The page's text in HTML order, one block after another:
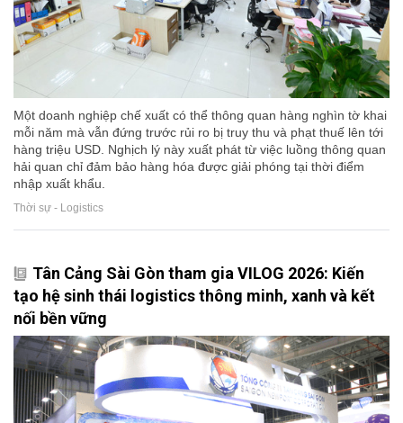
Một doanh nghiệp chế xuất có thể thông quan hàng nghìn tờ khai
mỗi năm mà vẫn đứng trước rủi ro bị truy thu và phạt thuế lên tới
hàng triệu USD. Nghịch lý này xuất phát từ việc luồng thông quan
hải quan chỉ đảm bảo hàng hóa được giải phóng tại thời điểm
nhập xuất khẩu.
Thời sự - Logistics
Tân Cảng Sài Gòn tham gia VILOG 2026: Kiến
tạo hệ sinh thái logistics thông minh, xanh và kết
nối bền vững